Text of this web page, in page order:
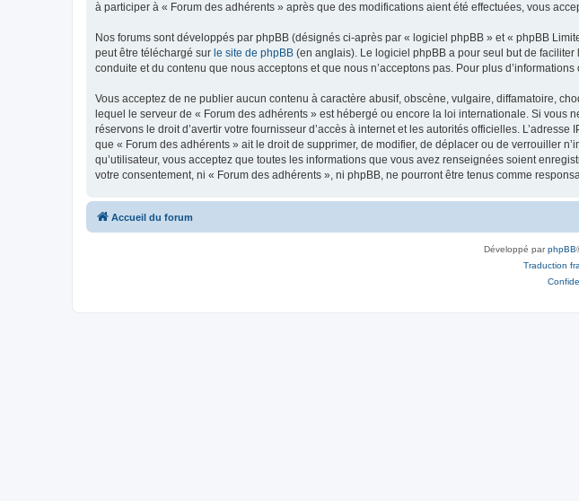
à participer à « Forum des adhérents » après que des modifications aient été effectuées, vous
Nos forums sont développés par phpBB (désignés ci-après par « logiciel phpBB » et « phpBB
peut être téléchargé sur le site de phpBB (en anglais). Le logiciel phpBB a pour seul but de
conduite et du contenu que nous acceptons et que nous n’acceptons pas. Pour plus
Vous acceptez de ne publier aucun contenu à caractère abusif, obscène, vulgaire, diffamatoire,
lequel le serveur de « Forum des adhérents » est hébergé ou encore la loi internationale. Si
réservons le droit d’avertir votre fournisseur d’accès à internet et les autorités officielles.
que « Forum des adhérents » ait le droit de supprimer, de modifier, de déplacer ou de verrouiller
qu’utilisateur, vous acceptez que toutes les informations que vous avez renseignées soient
votre consentement, ni « Forum des adhérents », ni phpBB, ne pourront être tenus comme
Accueil du forum
Développé parphpBB
Traduction